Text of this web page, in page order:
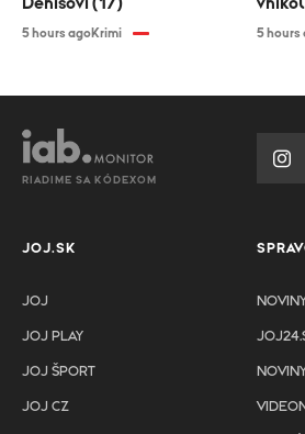
Denisovi (17)
5 hours agoKrimi 5 hours
RIADIME SA KÓDEXOM
JOJ.SK
JOJ
JOJ PLAY
JOJ ŠPORT
JOJ CZ